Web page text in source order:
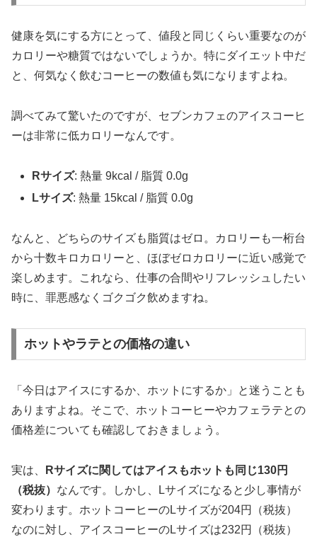
健康を気にする方にとって、値段と同じくらい重要なのが
カロリーや糖質ではないでしょうか。特にダイエット中だ
と、何気なく飲むコーヒーの数値も気になりますよね。
調べてみて驚いたのですが、セブンカフェのアイスコーヒ
ーは非常に低カロリーなんです。
Rサイズ: 熱量 9kcal / 脂質 0.0g
Lサイズ: 熱量 15kcal / 脂質 0.0g
なんと、どちらのサイズも脂質はゼロ。カロリーも一桁台
から十数キロカロリーと、 ほぼゼロカロリーに近い感覚で
楽しめます。これなら、仕事の合間やリフレッシュしたい
時に、罪悪感なくゴクゴク飲めますね。
ホットやラテとの価格の違い
「今日はアイスにするか、ホットにするか」と迷うことも
ありますよね。そこで、ホットコーヒーやカフェラテとの
価格差についても確認しておきましょう。
実は、
Rサイズに関してはアイスもホットも同じ130円
（税抜） なんです。しかし、Lサイズになると少し事情が
変わります。ホットコーヒーのLサイズが204円（税抜）
なのに対し、アイスコーヒーのLサイズは232円（税抜）